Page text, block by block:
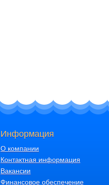
Информация
О компании
Контактная информация
Вакансии
Финансовое обеспечение